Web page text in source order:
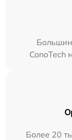
ConoTech
Более 20